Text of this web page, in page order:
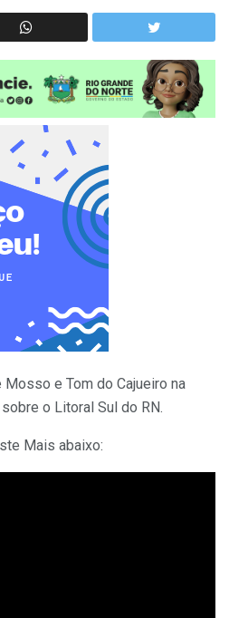
e Tom do Cajueiro na
o Litoral Sul do RN.
Mais abaixo: